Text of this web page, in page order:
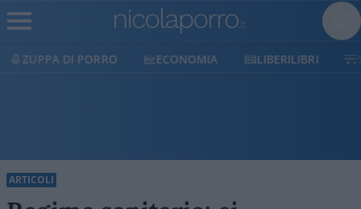
ECONOMIA LIBERILIBRI SHOP SOSTIENICI
ARTICOLI